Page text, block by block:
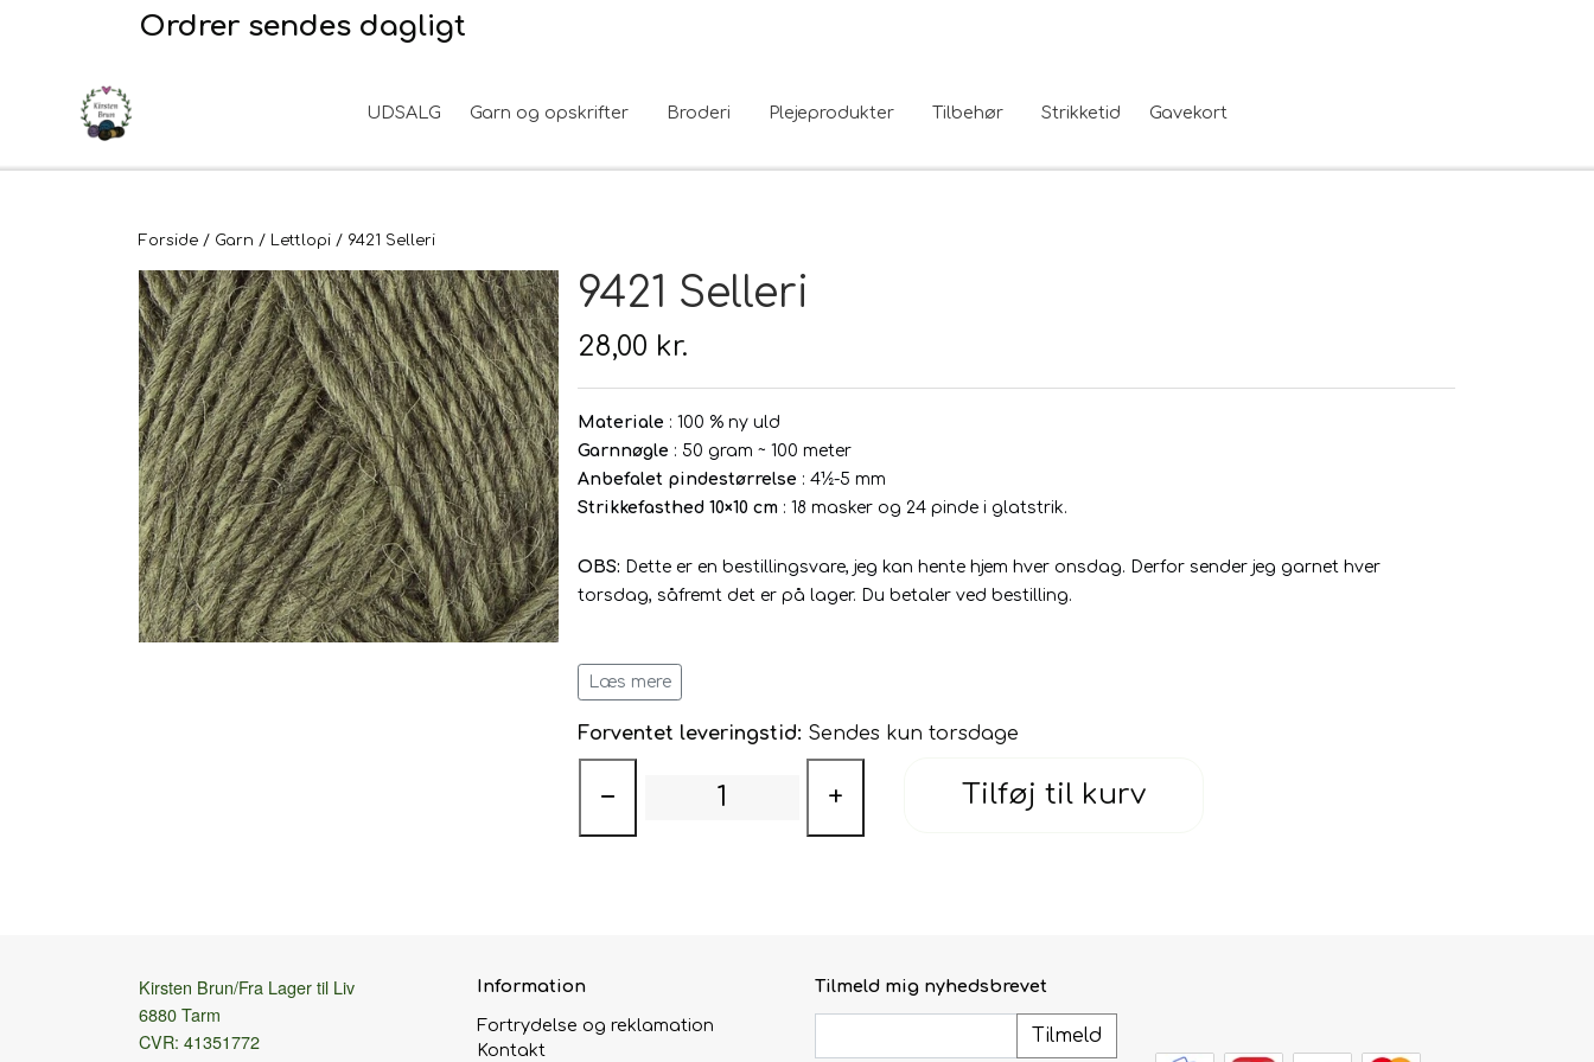
Ordrer sendes dagligt
UDSALG Garn og opskrifter Broderi
Stof til broderi
Plejeprodukter
Hudpleje
Til uld
Tilbehør
Tyngdefyld af genbrugsplast
Uldpleje
Strikketid Gavekort
Forside Garn Lettlopi 9421 Selleri
9421 Selleri
28,00 kr.
Materiale : 100 % ny uld
Garnnøgle : 50 gram ~ 100 meter
Anbefalet pindestørrelse : 4½-5 mm
Strikkefasthed 10×10 cm : 18 masker og 24 pinde i glatstrik.
OBS: Dette er en bestillingsvare, jeg kan hente hjem hver onsdag. Derfor sender jeg garnet hver
torsdag, såfremt det er på lager.
Du betaler ved bestilling.
Læs mere
Forventet leveringstid: Sendes kun torsdage
− + Tilføj til kurv
Kirsten Brun/Fra Lager til Liv
6880 Tarm
CVR: 41351772
Information
Fortrydelse og reklamation
Kontakt
Tilmeld mig nyhedsbrevet
Tilmeld